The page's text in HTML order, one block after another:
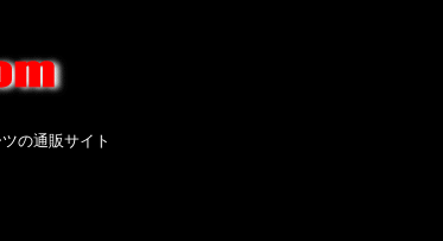
の通販サイト